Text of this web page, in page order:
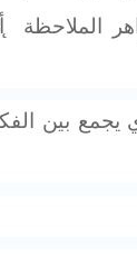
الملاحظة
يجمع بين